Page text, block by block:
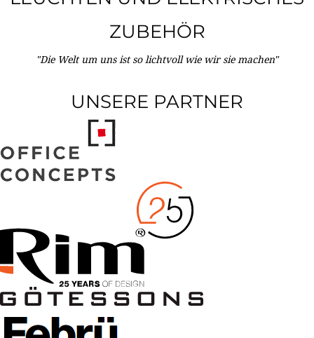
ZUBEHÖR
"Die Welt um uns ist so lichtvoll wie wir sie machen"
UNSERE PARTNER